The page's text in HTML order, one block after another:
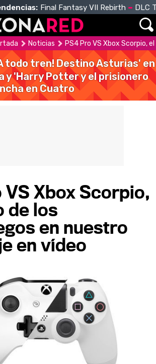
Final Fantasy VII Rebirth DLC
Noticias PS4 Pro VS Xbox Scorpio,
todo tren! Destino Asturias' en
y 'Harry Potter y el prisionero
en Cuatro
VS Xbox Scorpio,
de los
en nuestro
en vídeo